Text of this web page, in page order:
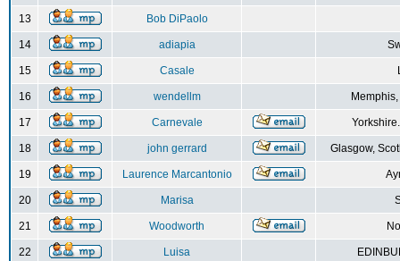
13 Bob DiPaolo
14 adiapia
15 Casale
16 wendellm
17 Carnevale
18 john gerrard Glasgow,
19 Laurence Marcantonio
20 Marisa
21 Woodworth
22 Luisa